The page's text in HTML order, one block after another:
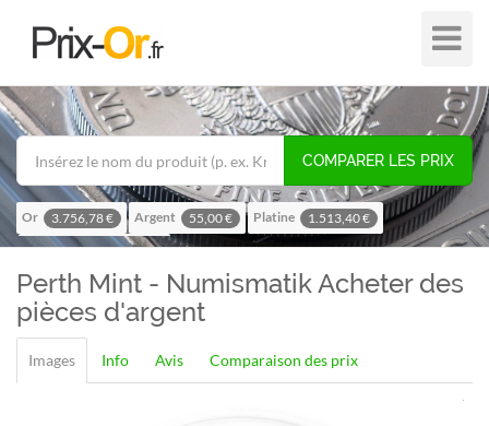
Plier
/
hors
de
COMPARER LES PRIX
Or 3.756,78 € Argent 55,00 € Platine
1.513,40 €
Palladium
1.195,57 €
Perth Mint - NumismatikAcheter des
pièces d'argent
Images Info Avis Comparaison des prix